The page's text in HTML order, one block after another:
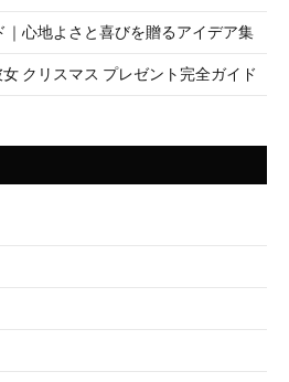
｜心地よさと喜びを贈るアイデア集
クリスマス プレゼント完全ガイド